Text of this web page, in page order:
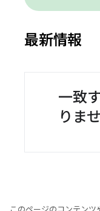
最新情報
一致
りま